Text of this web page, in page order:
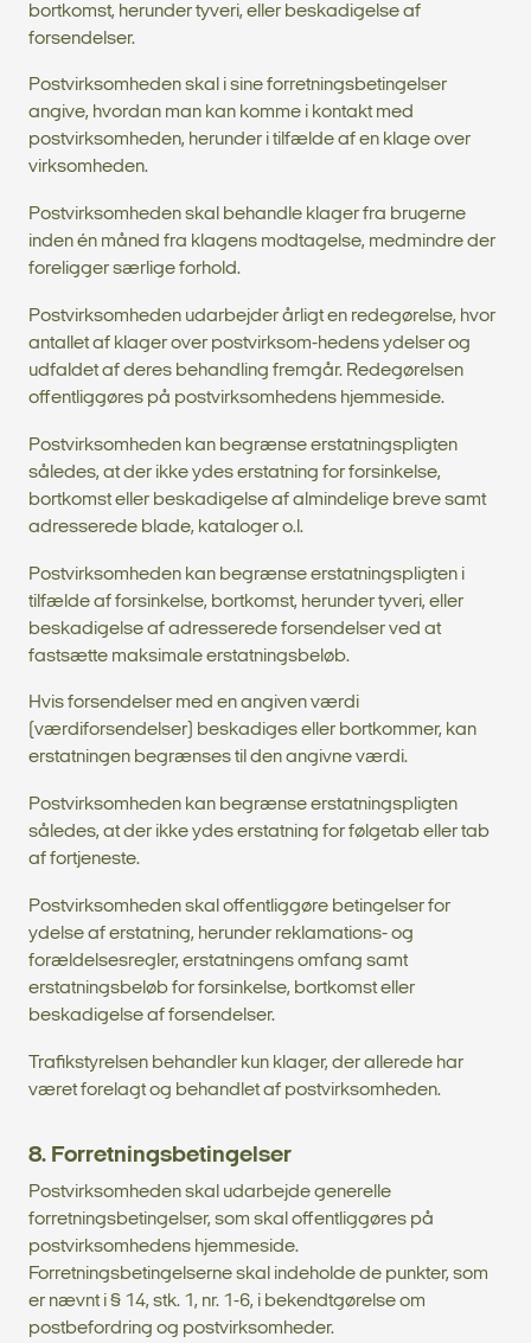
bortkomst, herunder tyveri, eller beskadigelse af
forsendelser.
Postvirksomheden skal i sine forretningsbetingelser
angive, hvordan man kan komme i kontakt med
postvirksomheden, herunder i tilfælde af en klage over
virksomheden.
Postvirksomheden skal behandle klager fra brugerne
inden én måned fra klagens modtagelse, medmindre der
foreligger særlige forhold.
Postvirksomheden udarbejder årligt en redegørelse, hvor
antallet af klager over postvirksom-hedens ydelser og
udfaldet af deres behandling fremgår. Redegørelsen
offentliggøres på postvirksomhedens hjemmeside.
Postvirksomheden kan begrænse erstatningspligten
således, at der ikke ydes erstatning for forsinkelse,
bortkomst eller beskadigelse af almindelige breve samt
adresserede blade, kataloger o.l.
Postvirksomheden kan begrænse erstatningspligten i
tilfælde af forsinkelse, bortkomst, herunder tyveri, eller
beskadigelse af adresserede forsendelser ved at
fastsætte maksimale erstatningsbeløb.
Hvis forsendelser med en angiven værdi
(værdiforsendelser) beskadiges eller bortkommer, kan
erstatningen begrænses til den angivne værdi.
Postvirksomheden kan begrænse erstatningspligten
således, at der ikke ydes erstatning for følgetab eller tab
af fortjeneste.
Postvirksomheden skal offentliggøre betingelser for
ydelse af erstatning, herunder reklamations- og
forældelsesregler, erstatningens omfang samt
erstatningsbeløb for forsinkelse, bortkomst eller
beskadigelse af forsendelser.
Trafikstyrelsen behandler kun klager, der allerede har
været forelagt og behandlet af postvirksomheden.
8. Forretningsbetingelser
Postvirksomheden skal udarbejde generelle
forretningsbetingelser, som skal offentliggøres på
postvirksomhedens hjemmeside.
Forretningsbetingelserne skal indeholde de punkter, som
er nævnt i § 14, stk. 1, nr. 1-6, i bekendtgørelse om
postbefordring og postvirksomheder.